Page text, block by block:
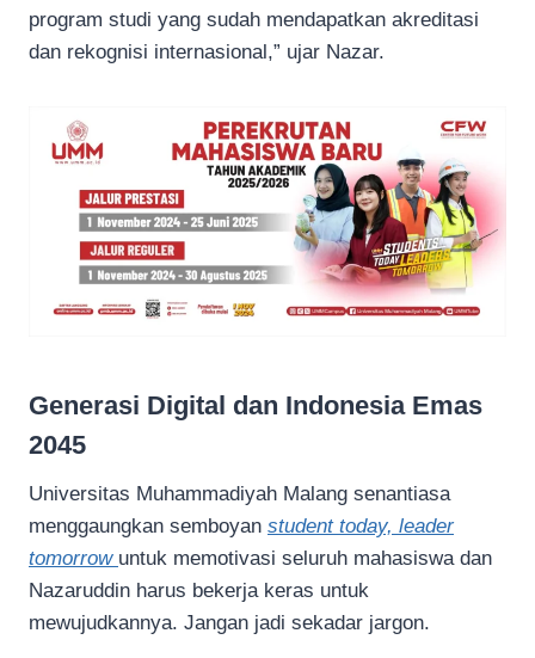
program studi yang sudah mendapatkan akreditasi
dan rekognisi internasional,” ujar Nazar.
Generasi Digital dan Indonesia Emas
2045
Universitas Muhammadiyah Malang senantiasa
menggaungkan semboyan student today, leader
tomorrow untuk memotivasi seluruh mahasiswa dan
Nazaruddin harus bekerja keras untuk
mewujudkannya. Jangan jadi sekadar jargon.